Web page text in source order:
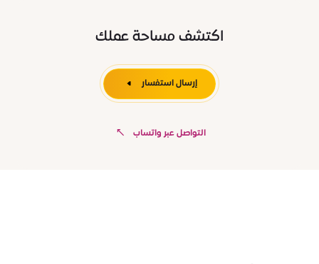
اكتشف مساحة عملك
التواصل عبر واتساب
إرسال استفسار